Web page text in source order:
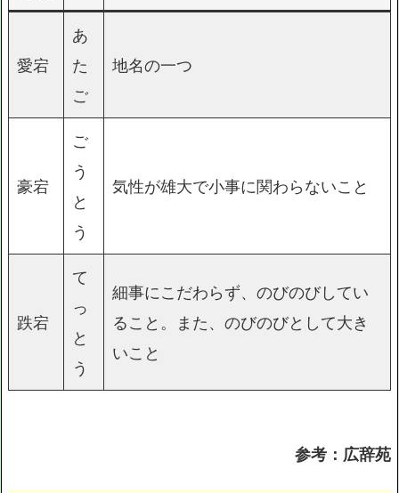
愛宕
あ
た
ご
地名の一つ
豪宕
ご
う
と
う
気性が雄大で小事に関わらないこと
跌宕
て
っ
と
う
細事にこだわらず、のびのびしてい
ること。また、のびのびとして大き
いこと
参考：広辞苑